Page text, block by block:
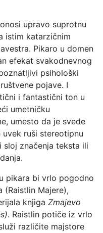
upravo suprotnu
istim katarzičnim
Pikaro u domen
efekat svakodnevnog
psihološki
pojave. I
i fantastični ton u
umetničku
umesto da je svede
ruši stereotipnu
značenja teksta ili
pikara bi vrlo pogodno
(Raistlin Majere),
knjiga Zmajevo
. Raistlin potiče iz vrlo
različite majstore